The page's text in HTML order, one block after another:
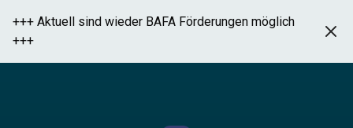
+++ Aktuell sind wieder BAFA Förderungen möglich
+++
Hätte Steve Jobs gegendert?